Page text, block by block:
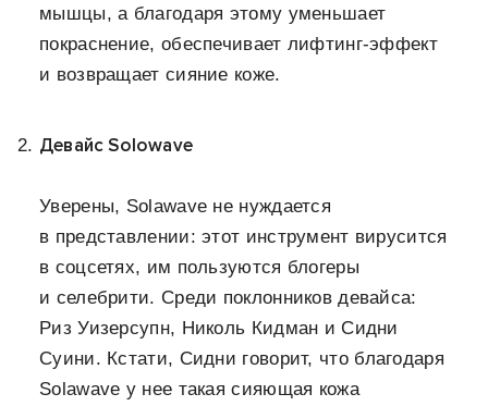
мышцы, а благодаря этому уменьшает
покраснение, обеспечивает лифтинг-эффект
и возвращает сияние коже.
Девайс Solowave
Уверены, Solawave не нуждается
в представлении: этот инструмент вирусится
в соцсетях, им пользуются блогеры
и селебрити. Среди поклонников девайса:
Риз Уизерсупн, Николь Кидман и Сидни
Суини. Кстати, Сидни говорит, что благодаря
Solawave у нее такая сияющая кожа